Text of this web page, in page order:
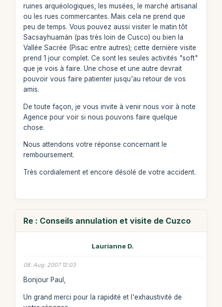
ruines arquéologiques, les musées, le marché artisanal
ou les rues commercantes. Mais cela ne prend que
peu de temps. Vous pouvez aussi visiter le matin tôt
Sacsayhuamán (pas très loin de Cusco) ou bien la
Vallée Sacrée (Pisac entre autres); cette dernière visite
prend 1 jour complet. Ce sont les seules activités "soft"
que je vois à faire. Une chose et une autre devrait
pouvoir vous faire patienter jusqu'au retour de vos
amis.
De toute façon, je vous invite à venir nous voir à note
Agence pour voir si nous pouvons faire quelque
chose.
Nous attendons votre réponse concernant le
remboursement.
Très cordialement et encore désolé de votre accident.
Re : Conseils annulation et visite de Cuzco
Laurianne D.
08. Aug. 2007 12:03
Bonjour Paul,
Un grand merci pour la rapidité et l'exhaustivité de